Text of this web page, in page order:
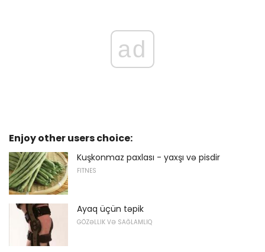
ad
Enjoy other users choice:
Kuşkonmaz paxlası - yaxşı və pisdir
FITNES
Ayaq üçün təpik
GÖZƏLLIK VƏ SAĞLAMLIQ